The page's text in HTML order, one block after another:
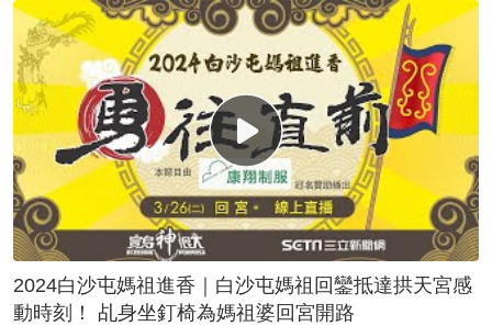
2024白沙屯媽祖進香｜白沙屯媽祖回鑾抵達拱天宮感
動時刻！ 乩身坐釘椅為媽祖婆回宮開路